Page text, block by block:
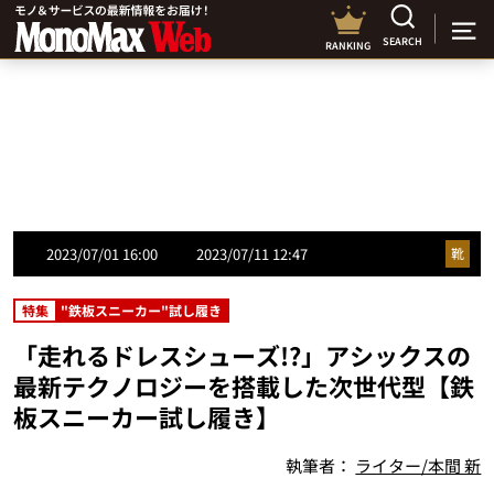
RANKING SEARCH
2023/07/01 16:00 2023/07/11 12:47 靴
特集 "鉄板スニーカー"試し履き
「走れるドレスシューズ!?」アシックスの
最新テクノロジーを搭載した次世代型【鉄
板スニーカー試し履き】
執筆者： ライター/本間 新